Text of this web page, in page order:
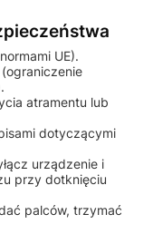
UE).
atramentu lub
dotyczącymi
urządzenie i
przy dotknięciu
palców, trzymać